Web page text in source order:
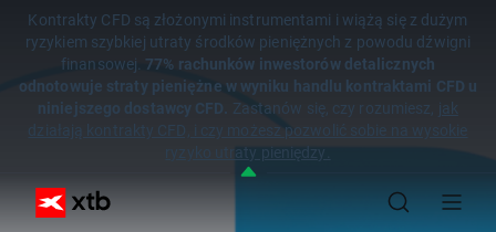
Kontrakty CFD są złożonymi instrumentami i wiążą się z dużym
ryzykiem szybkiej utraty środków pieniężnych z powodu dźwigni
finansowej. 77% rachunków inwestorów detalicznych
odnotowuje straty pieniężne w wyniku handlu kontraktami CFD u
niniejszego dostawcy CFD. Zastanów się, czy rozumiesz, jak
działają kontrakty CFD, i czy możesz pozwolić sobie na wysokie
ryzyko utraty pieniędzy.